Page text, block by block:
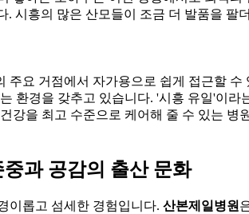
시흥의 많은 산모들이 조금 더 발품을 팔
요 거점에서 자가용으로 쉽게 접근할
환경을 갖추고 있습니다. '시흥 유일'이
강을 최고 수준으로 케어해 줄 수 있는
과 공감의 출산 문화
이롭고 섬세한 경험입니다. 산본제일병원